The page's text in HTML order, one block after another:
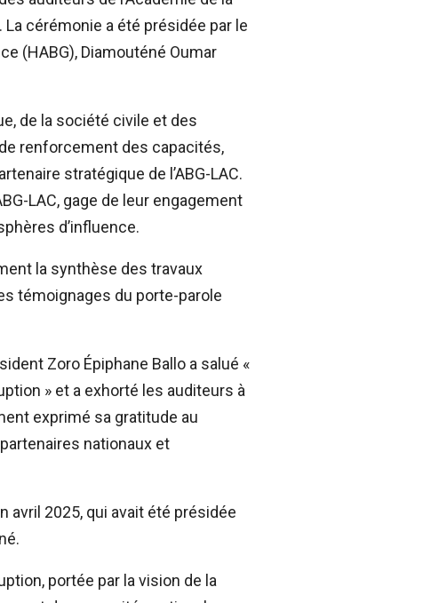
cérémonie a été présidée par le
(HABG), Diamouténé Oumar
de la société civile et des
renforcement des capacités,
stratégique de l’ABG-LAC.
LAC, gage de leur engagement
d’influence.
la synthèse des travaux
témoignages du porte-parole
Zoro Épiphane Ballo a salué «
» et a exhorté les auditeurs à
exprimé sa gratitude au
nationaux et
2025, qui avait été présidée
portée par la vision de la